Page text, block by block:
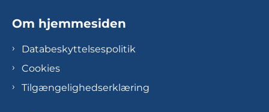
Om hjemmesiden
Databeskyttelsespolitik
Cookies
Tilgængelighedserklæring